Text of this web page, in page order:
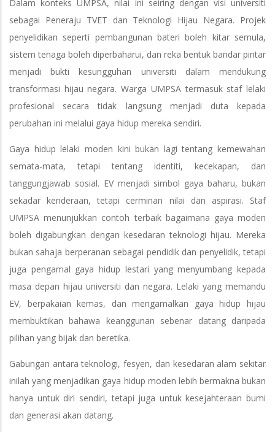
Dalam konteks UMPSA, nilai ini seiring dengan visi universiti
sebagai Peneraju TVET dan Teknologi Hijau Negara. Projek
penyelidikan seperti pembangunan bateri boleh kitar semula,
sistem tenaga boleh diperbaharui, dan reka bentuk bandar pintar
menjadi bukti kesungguhan universiti dalam mendukung
transformasi hijau negara. Warga UMPSA termasuk staf lelaki
profesional secara tidak langsung menjadi duta kepada
perubahan ini melalui gaya hidup mereka sendiri.
Gaya hidup lelaki moden kini bukan lagi tentang kemewahan
semata-mata, tetapi tentang identiti, kecekapan, dan
tanggungjawab sosial. EV menjadi simbol gaya baharu, bukan
sekadar kenderaan, tetapi cerminan nilai dan aspirasi. Staf
UMPSA menunjukkan contoh terbaik bagaimana gaya moden
boleh digabungkan dengan kesedaran teknologi hijau. Mereka
bukan sahaja berperanan sebagai pendidik dan penyelidik, tetapi
juga pengamal gaya hidup lestari yang menyumbang kepada
masa depan hijau universiti dan negara. Lelaki yang memandu
EV, berpakaian kemas, dan mengamalkan gaya hidup hijau
membuktikan bahawa keanggunan sebenar datang daripada
pilihan yang bijak dan beretika.
Gabungan antara teknologi, fesyen, dan kesedaran alam sekitar
inilah yang menjadikan gaya hidup moden lebih bermakna bukan
hanya untuk diri sendiri, tetapi juga untuk kesejahteraan bumi
dan generasi akan datang.